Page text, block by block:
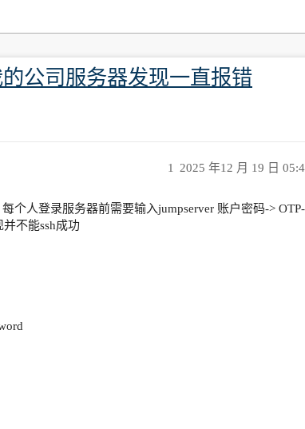
公司服务器发现一直报错
2025 年12 月 19 日
1
个人登录服务器前需要输入jumpserver 账户密码->
不能ssh成功